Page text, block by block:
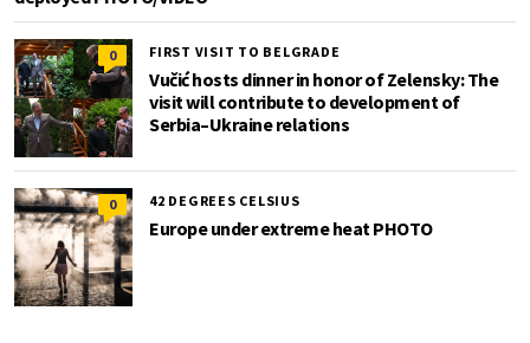
0 FIRST VISIT TO BELGRADE
Vučić hosts dinner in honor of Zelensky: The
visit will contribute to development of
Serbia–Ukraine relations
0 42 DEGREES CELSIUS
Europe under extreme heat PHOTO